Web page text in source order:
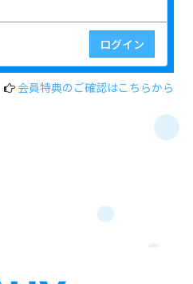
会員特典のご確認はこちらから